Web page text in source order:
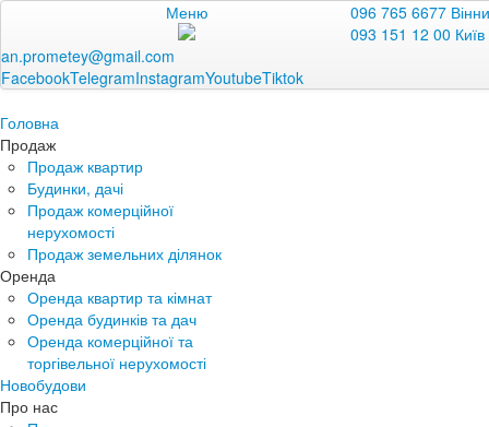
Меню
096 765 6677
093 151 12 00 Київ
an.prometey@gmail.com
FacebookTelegramInstagramYoutubeTiktok
Головна
Продаж
Продаж квартир
Будинки, дачі
Продаж комерційної
нерухомості
Продаж земельних ділянок
Оренда
Оренда квартир та кімнат
Оренда будинків та дач
Оренда комерційної та
торгівельної нерухомості
Новобудови
Про нас